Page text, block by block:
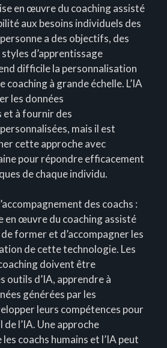
en œuvre du coaching assisté
aux besoins individuels des
a des objectifs, des
d’apprentissage
difficile la personnalisation
coaching à grande échelle. L’IA
les données
à fournir des
mais il est
cette approche avec
pour répondre efficacement
de chaque individu.
des coachs :
en œuvre du coaching assisté
former et d’accompagner les
de cette technologie. Les
doivent être
outils d’IA, apprendre à
générées par les
leurs compétences pour
l’IA. Une approche
coachs humains et l’IA peut